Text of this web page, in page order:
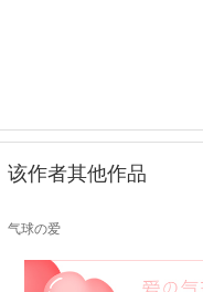
该作者其他作品
气球の爱